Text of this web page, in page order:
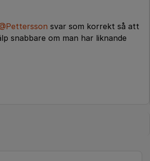
svar som korrekt så att
snabbare om man har liknande